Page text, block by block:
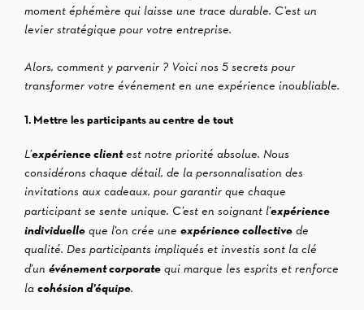
moment éphémère qui laisse une trace durable. C’est un
levier stratégique pour votre entreprise.
Alors, comment y parvenir ? Voici nos 5 secrets pour
transformer votre événement en une expérience inoubliable.
1. Mettre les participants au centre de tout
L’expérience clientest notre priorité absolue. Nous
considérons chaque détail, de la personnalisation des
invitations aux cadeaux, pour garantir que chaque
participant se sente unique. C’est en soignant l’expérience
individuelle que l’on crée une expérience collective de
qualité. Des participants impliqués et investis sont la clé
d’un événement corporate qui marque les esprits et renforce
la cohésion d’équipe.